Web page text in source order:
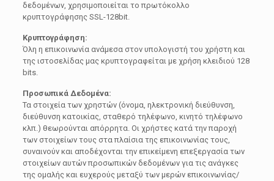
δεδομένων, χρησιμοποιείται το πρωτόκολλο
κρυπτογράφησης SSL-128bit.
Κρυπτογράφηση:
Όλη η επικοινωνία ανάμεσα στον υπολογιστή του χρήστη και
της ιστοσελίδας μας κρυπτογραφείται με χρήση κλειδιού 128
bits.
Προσωπικά Δεδομένα:
Τα στοιχεία των χρηστών (όνομα, ηλεκτρονική διεύθυνση,
διεύθυνση κατοικίας, σταθερό τηλέφωνο, κινητό τηλέφωνο
κλπ.) θεωρούνται απόρρητα. Οι χρήστες κατά την παροχή
των στοιχείων τους στα πλαίσια της επικοινωνίας τους,
συναινούν και αποδέχονται την επικείμενη επεξεργασία των
στοιχείων αυτών προσωπικών δεδομένων για τις ανάγκες
της ομαλής και ευχερούς μεταξύ των μερών επικοινωνίας/